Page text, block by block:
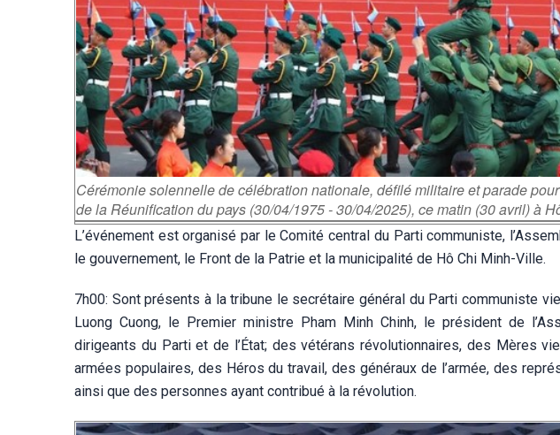
Cérémonie solennelle de célébration nationale, défilé militaire et parade
de la Réunification du pays (30/04/1975 - 30/04/2025), ce matin (30 avril) à
L’événement est organisé par le Comité central du Parti communiste,
le gouvernement, le Front de la Patrie et la municipalité de Hô Chi Minh-Ville.
7h00: Sont présents à la tribune le secrétaire général du Parti communiste
Luong Cuong, le Premier ministre Pham Minh Chinh, le président de
dirigeants du Parti et de l’État; des vétérans révolutionnaires, des Mères
armées populaires, des Héros du travail, des généraux de l’armée, des
ainsi que des personnes ayant contribué à la révolution.